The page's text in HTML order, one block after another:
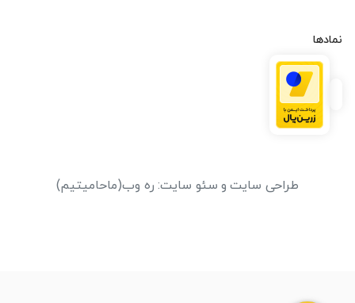
نمادها
طراحی سایت و سئو سایت: ره وب(ماحامیتیم)